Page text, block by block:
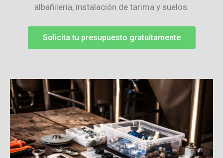
albañilería, instalación de tarima y suelos.
Solicita tu presupuesto gratuitamente